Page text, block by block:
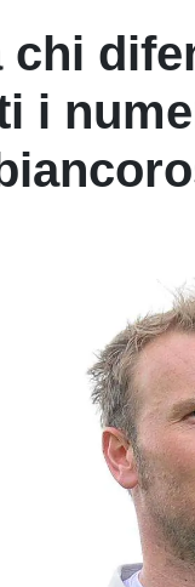
chi
i